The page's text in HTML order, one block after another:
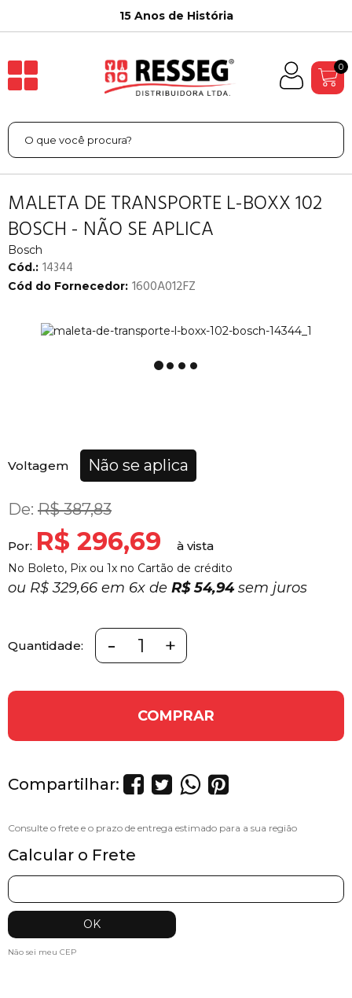
15 Anos de História
0
MALETA DE TRANSPORTE L-BOXX 102
BOSCH - NÃO SE APLICA
Bosch
Cód.: 14344
Cód do Fornecedor: 1600A012FZ
Voltagem Não se aplica
De: R$ 387,83
Por: R$ 296,69
No Boleto, Pix ou 1x no Cartão de crédito
ou R$ 329,66 em 6x de R$ 54,94sem juros
Quantidade: - +
COMPRAR
Compartilhar:
Calcular o Frete
Não sei meu CEP